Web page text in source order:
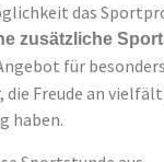
das
zusätzliche
für besonders
Freude an
haben.